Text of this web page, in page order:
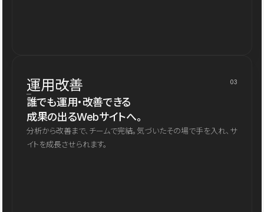
運用改善 03
誰でも運用・改善できる
成果の出るWebサイトへ。
分析から改善まで、チームで完結。気づいたその場で手を入れ、サ
イトを成長させられます。